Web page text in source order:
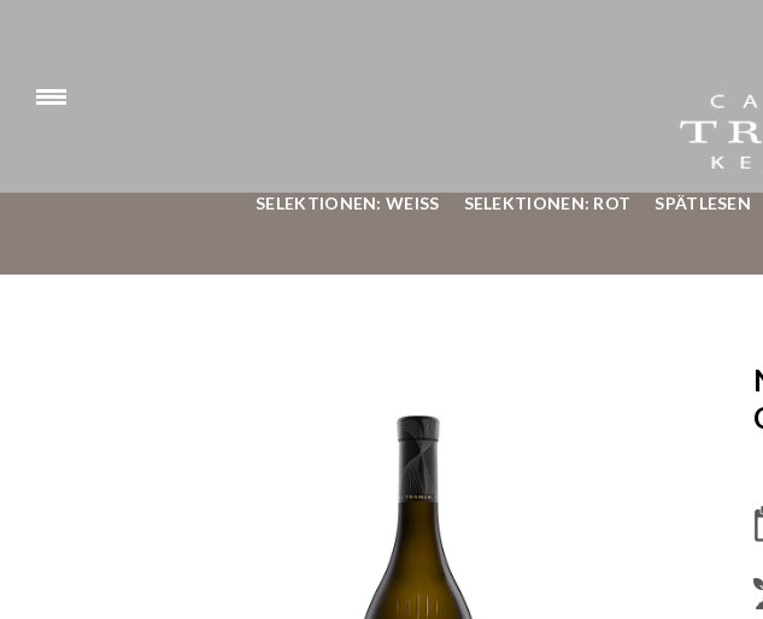
SELEKTIONEN: WEISS SELEKTIONEN: ROT SPÄTLESEN